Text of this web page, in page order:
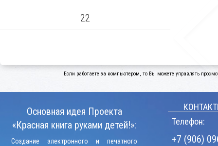
22
Если работаете за компьютером, то Вы можете управлять
Основная идея Проекта
«Красная книга руками детей!»:
Создание электронного и печатного
Телефон:
+7 (906)